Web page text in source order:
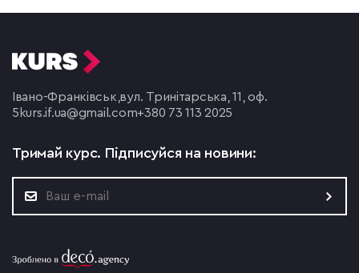
Івано-Франківськ,вул. Тринітарська, 11, оф.
5 kurs.if.ua@gmail.com+380 73 113 2025
Тримай курс. Підписуйся на новини: